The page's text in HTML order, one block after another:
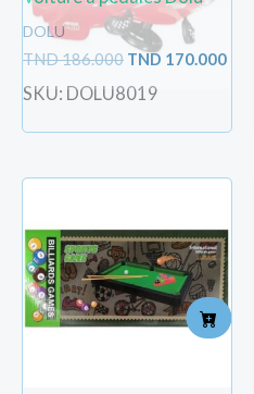
DOLU
TND186.000 TND 170.000
SKU: DOLU8019